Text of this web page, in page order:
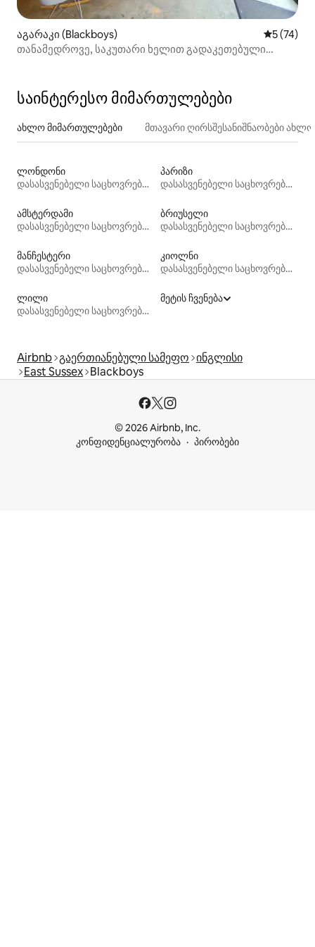
აგარაკი (Blackboys) საშუალო
5 (74)
თანამედროვე, საკუთარი ხელით გადაკეთებული
საინტერესო მიმართულებები
ახლო მიმართულებები მთავარი ღირსშესანიშნაობები
ლონდონი
დასასვენებელი საცხოვრებლები
პარიზი
დასასვენებელი საცხოვრებლები
ამსტერდამი
დასასვენებელი საცხოვრებლები
ბრიუსელი
დასასვენებელი საცხოვრებლები
მანჩესტერი
დასასვენებელი საცხოვრებლები
კიოლნი
დასასვენებელი საცხოვრებლები
ლილი
დასასვენებელი საცხოვრებლები
მეტის ჩვენება
Airbnb გაერთიანებული სამეფო ინგლისი
East Sussex Blackboys
© 2026 Airbnb, Inc.
კონფიდენციალურობა
პირობები